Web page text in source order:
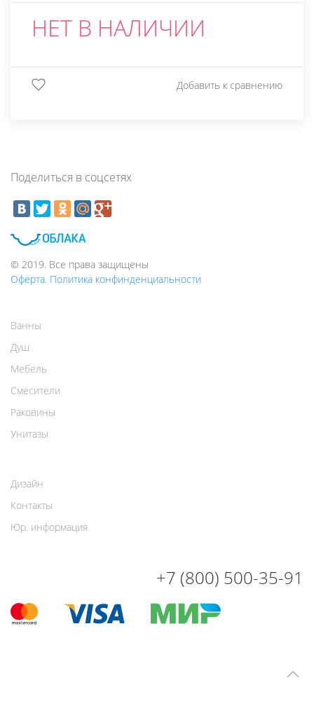
НЕТ В НАЛИЧИИ
Добавить к сравнению
Поделиться в соцсетях
© 2019. Все права защищены
Оферта. Политика конфинденциальности
Ванны
Душ
Мебель
Смесители
Раковины
Унитазы
Дизайн
Контакты
Юр. информация
+7 (800) 500-35-91